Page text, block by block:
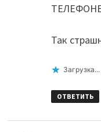
Так
Загрузка...
ОТВЕТИТЬ